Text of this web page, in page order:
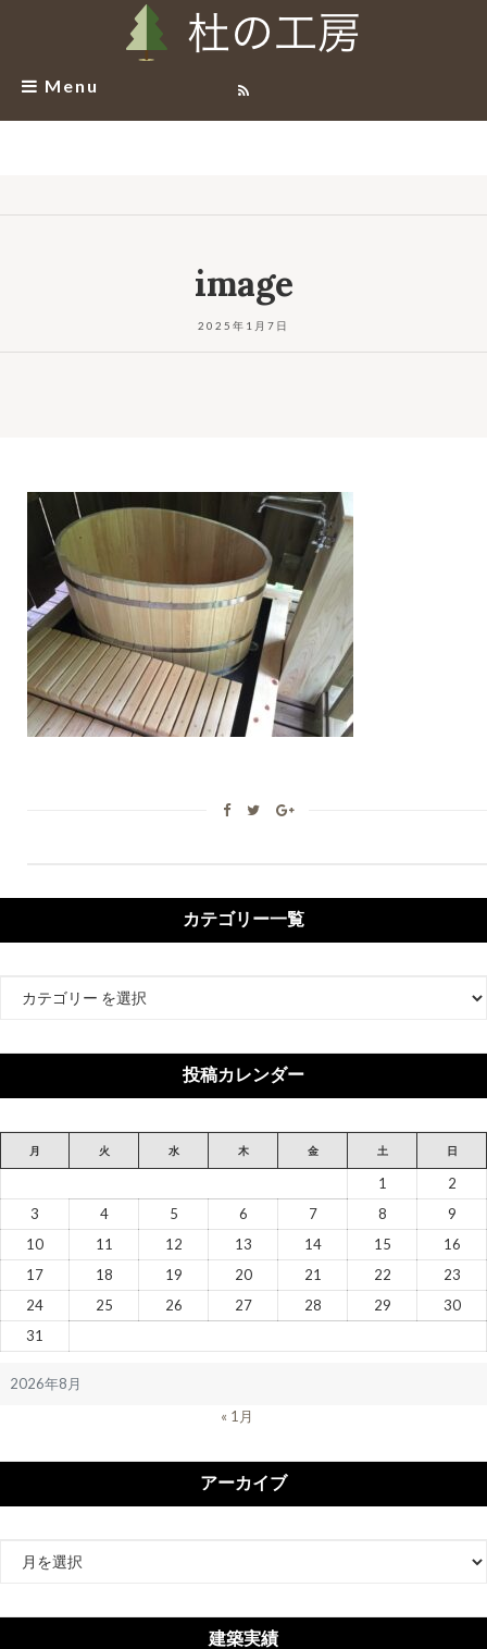
Menu
image
2025年1月7日
カテゴリー一覧
リ
投稿カレンダー
2026年8月
月 火 水 木 金 土 日
1
2
3
4 5 6 7 8
9
10
11 12 13 14 15
16
17
18 19 20 21 22
23
24
25 26 27 28 29
30
31
« 1月
アーカイブ
イ
建築実績